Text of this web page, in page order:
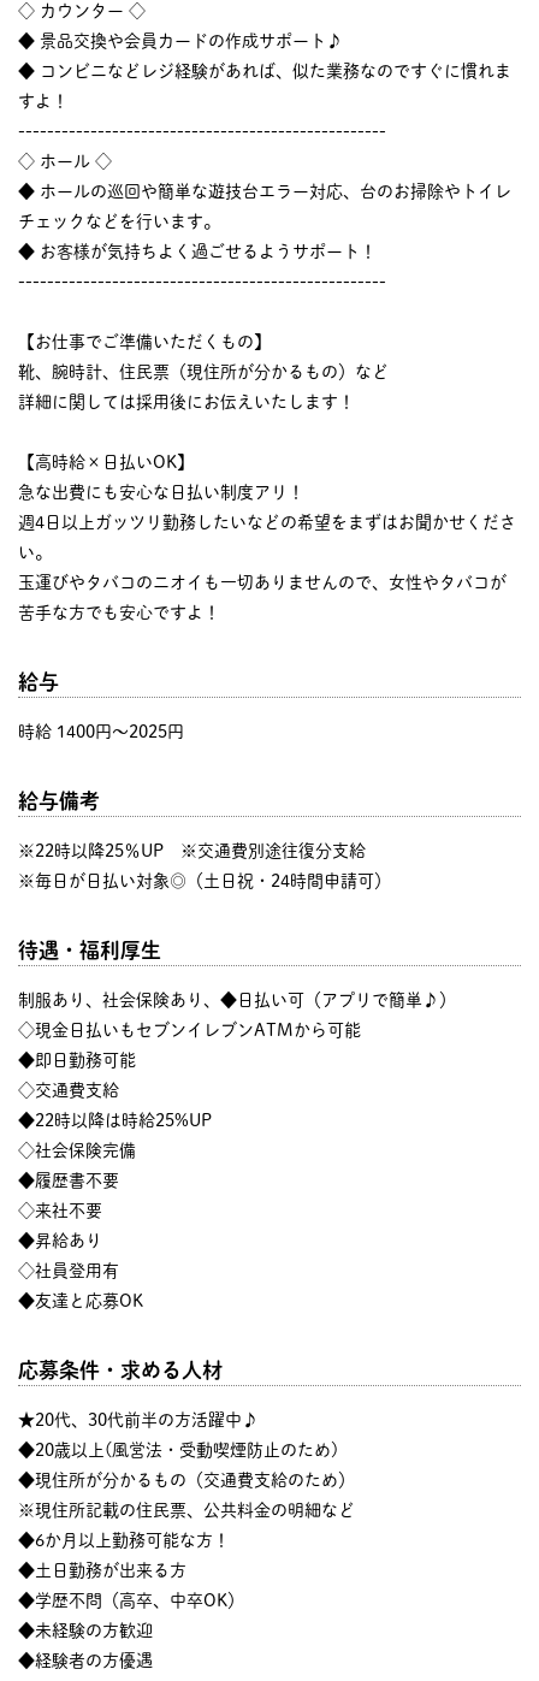
◇ カウンター ◇
◆ 景品交換や会員カードの作成サポート♪
◆ コンビニなどレジ経験があれば、似た業務なのですぐに慣れま
すよ！
---------------------------------------------------
◇ ホール ◇
◆ ホールの巡回や簡単な遊技台エラー対応、台のお掃除やトイレ
チェックなどを行います。
◆ お客様が気持ちよく過ごせるようサポート！
---------------------------------------------------
【お仕事でご準備いただくもの】
靴、腕時計、住民票（現住所が分かるもの）など
詳細に関しては採用後にお伝えいたします！
【高時給×日払いOK】
急な出費にも安心な日払い制度アリ！
週4日以上ガッツリ勤務したいなどの希望をまずはお聞かせくださ
い。
玉運びやタバコのニオイも一切ありませんので、女性やタバコが
苦手な方でも安心ですよ！
給与
時給 1400円〜2025円
給与備考
※22時以降25％UP ※交通費別途往復分支給
※毎日が日払い対象◎（土日祝・24時間申請可）
待遇・福利厚生
制服あり、社会保険あり、◆日払い可（アプリで簡単♪）
◇現金日払いもセブンイレブンATMから可能
◆即日勤務可能
◇交通費支給
◆22時以降は時給25%UP
◇社会保険完備
◆履歴書不要
◇来社不要
◆昇給あり
◇社員登用有
◆友達と応募OK
応募条件・求める人材
★20代、30代前半の方活躍中♪
◆20歳以上(風営法・受動喫煙防止のため)
◆現住所が分かるもの（交通費支給のため）
※現住所記載の住民票、公共料金の明細など
◆6か月以上勤務可能な方！
◆土日勤務が出来る方
◆学歴不問（高卒、中卒OK）
◆未経験の方歓迎
◆経験者の方優遇